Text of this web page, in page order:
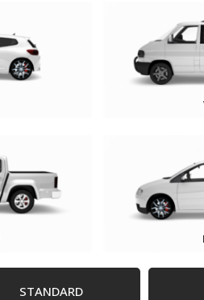
STANDARD